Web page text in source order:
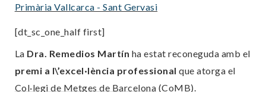
Primària Vallcarca - Sant Gervasi
[dt_sc_one_half first]
La Dra. Remedios Martín ha estat reconeguda amb el
premi a l\’excel·lència professional que atorga el
Col·legi de Metges de Barcelona (CoMB).